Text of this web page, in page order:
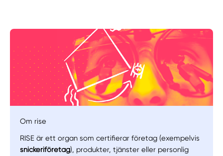
Om rise
RISE är ett organ som certifierar företag (exempelvis
snickeriföretag), produkter, tjänster eller personlig